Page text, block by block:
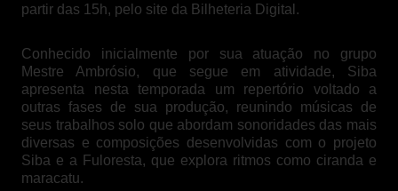
partir das 15h, pelo site da Bilheteria Digital.
Conhecido inicialmente por sua atuação no grupo
Mestre Ambrósio, que segue em atividade, Siba
apresenta nesta temporada um repertório voltado a
outras fases de sua produção, reunindo músicas de
seus trabalhos solo que abordam sonoridades das mais
diversas e composições desenvolvidas com o projeto
Siba e a Fuloresta, que explora ritmos como ciranda e
maracatu.